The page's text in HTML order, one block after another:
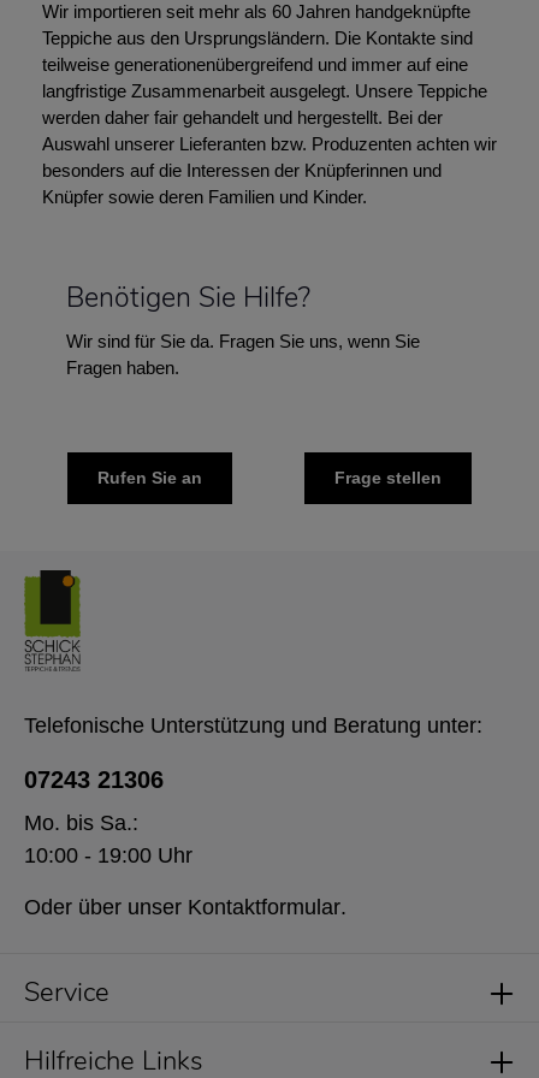
Wir importieren seit mehr als 60 Jahren handgeknüpfte
Teppiche aus den Ursprungsländern. Die Kontakte sind
teilweise generationenübergreifend und immer auf eine
langfristige Zusammenarbeit ausgelegt. Unsere Teppiche
werden daher fair gehandelt und hergestellt. Bei der
Auswahl unserer Lieferanten bzw. Produzenten achten wir
besonders auf die Interessen der Knüpferinnen und
Knüpfer sowie deren Familien und Kinder.
Benötigen Sie Hilfe?
Wir sind für Sie da. Fragen Sie uns, wenn Sie
Fragen haben.
Rufen Sie an Frage stellen
Service
Telefonische Unterstützung und Beratung unter:
07243 21306
Mo. bis Sa.:
10:00 - 19:00 Uhr
Oder über unser Kontaktformular.
Hilfreiche Links